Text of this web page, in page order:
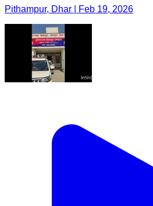
Pithampur, Dhar | Feb 19, 2026